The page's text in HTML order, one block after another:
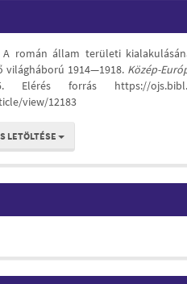
A román állam területi
világháború 1914—1918. Közép-
Elérés forrás https://
view/12183
LETÖLTÉSE